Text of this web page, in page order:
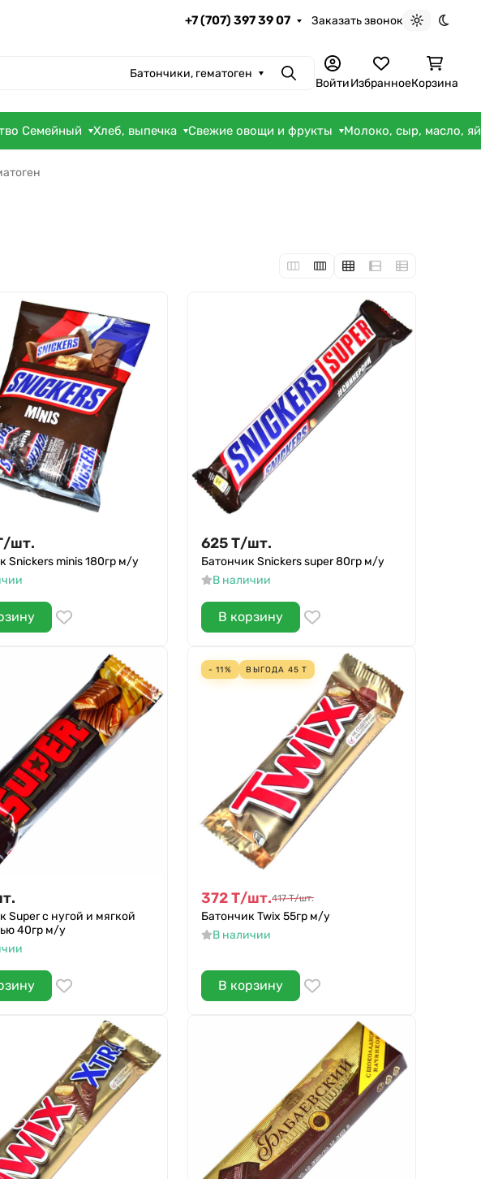
+7 (707) 397 39 07 Заказать звонок
Светлая
Батончики, гематоген ПоискВойтиИзбранноеКорзина
Семейный Хлеб, выпечка Свежие овощи и фрукты Молоко, сыр, масло,
/шт.
Snickers minis 180гр м/у
625Т/шт.
Батончик Snickers super 80гр м/у
В наличии
В корзину
Super с нугой и мягкой
40гр м/у
- 11% ВЫГОДА 45 Т
372Т/шт.417 Т/шт.
Батончик Twix 55гр м/у
В наличии
В корзину